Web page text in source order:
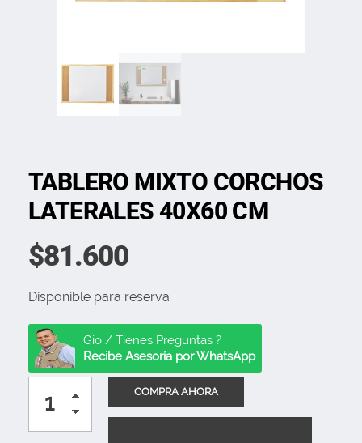
TABLERO MIXTO CORCHOS
LATERALES 40X60 CM
$81.600
Disponible para reserva
Gio / Tienes Preguntas ?
Recibe Asesoría por WhatsApp